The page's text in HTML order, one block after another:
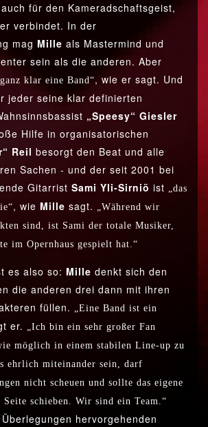
für den Kameradschaftsgeist,
verbindet. In der
mag Mille als Mastermind und
sein als die anderen. Aber
klar eine Band“, wie er sagt. Und
jeder seine klar definierten
„Speesy“ Giesler
Hilfe in organisatorischen
Reil besorgt den Beat und alle
Sachen - und der seit 2001 bei
Gitarrist Sami Yli-Sirniö ist „das
, wie Mille sagt. „Während wir
sind, ist Sami der totale Musiker,
im Opernhaus gespielt hat.“
es also so: Mille denkt sich den
die anderen drei dann mit ihren
füllen. „Eine Band ist ein
er. „Ich bin ein sehr großer Fan
möglich in einem stabilen Line-up zu
ehrlich miteinander sein, darf
nicht scheuen und sollte das eigene
schieben. Wir sind ein Team.“
hervorgehenden